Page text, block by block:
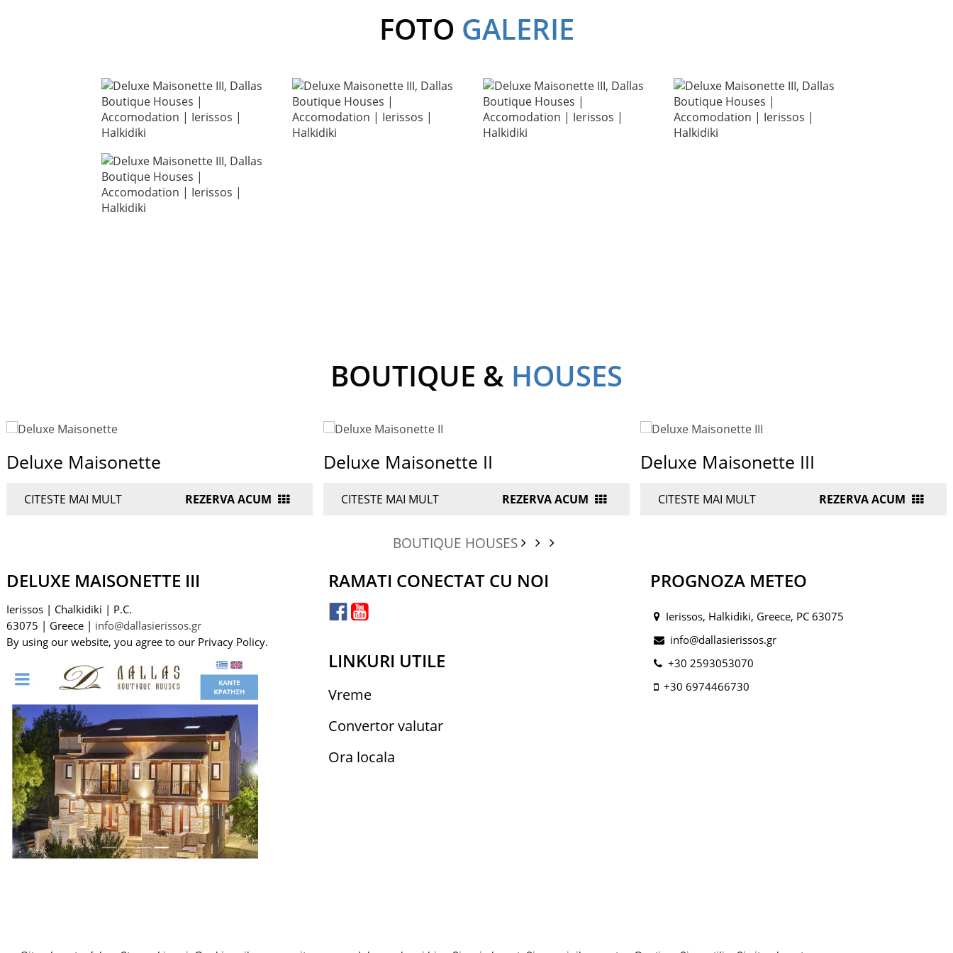
FOTO GALERIE
BOUTIQUE & HOUSES
Deluxe Maisonette
CITESTE MAI MULT REZERVA ACUM
Deluxe Maisonette II
CITESTE MAI MULT REZERVA ACUM
Deluxe Maisonette III
CITESTE MAI MULT REZERVA ACUM
BOUTIQUE HOUSES
DELUXE MAISONETTE III
Ierissos | Chalkidiki | P.C.
63075 | Greece | info@dallasierissos.gr
By using our website, you agree to our Privacy Policy.
RAMATI CONECTAT CU NOI
LINKURI UTILE
Vreme
Convertor valutar
Ora locala
PROGNOZA METEO
Ierissos, Halkidiki, Greece, PC 63075
info@dallasierissos.gr
+30 2593053070
+30 6974466730